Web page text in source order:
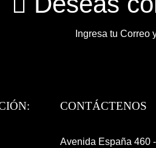
Ingresa tu Correo
CONTÁCTENOS
Avenida España 460